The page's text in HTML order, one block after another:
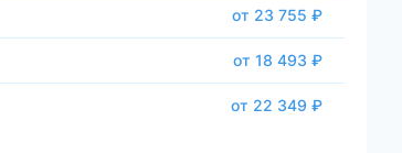
от 23 755 ₽
от 18 493 ₽
от 22 349 ₽